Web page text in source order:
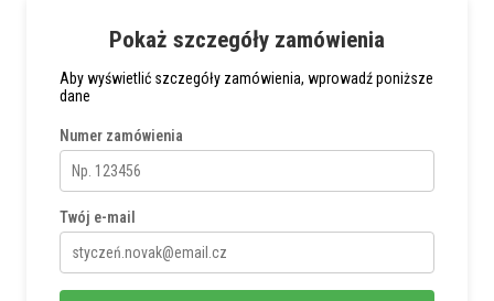
Pokaż szczegóły zamówienia
Aby wyświetlić szczegóły zamówienia, wprowadź poniższe
dane
Numer zamówienia
Twój e-mail